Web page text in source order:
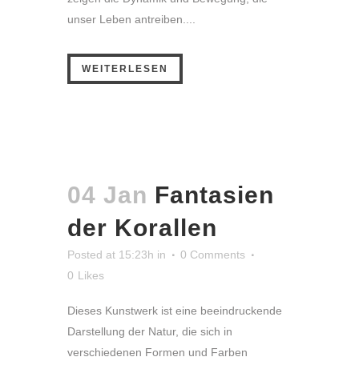
unser Leben antreiben....
WEITERLESEN
04 Jan Fantasien
der Korallen
Posted at 15:23h in
0 Comments
0 Likes
Dieses Kunstwerk ist eine beeindruckende
Darstellung der Natur, die sich in
verschiedenen Formen und Farben